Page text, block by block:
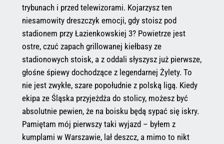
trybunach i przed telewizorami. Kojarzysz ten
niesamowity dreszczyk emocji, gdy stoisz pod
stadionem przy Łazienkowskiej 3? Powietrze jest
ostre, czuć zapach grillowanej kiełbasy ze
stadionowych stoisk, a z oddali słyszysz już pierwsze,
głośne śpiewy dochodzące z legendarnej Żylety. To
nie jest zwykłe, szare popołudnie z polską ligą. Kiedy
ekipa ze Śląska przyjeżdża do stolicy, możesz być
absolutnie pewien, że na boisku będą sypać się iskry.
Pamiętam mój pierwszy taki wyjazd – byłem z
kumplami w Warszawie, lał deszcz, a mimo to nikt